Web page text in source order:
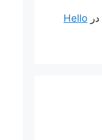
در Hello